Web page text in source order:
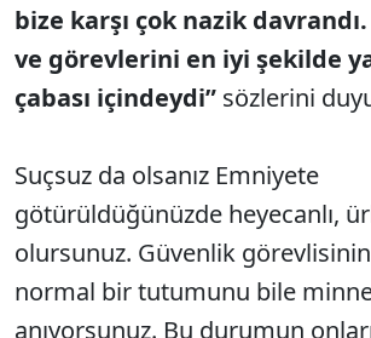
bize karşı çok nazik davrandı.
ve görevlerini en iyi şekilde
çabası içindeydi” sözlerini
Suçsuz da olsanız Emniyete
götürüldüğünüzde heyecanlı,
olursunuz. Güvenlik görevlisinin
normal bir tutumunu bile
anıyorsunuz. Bu durumun